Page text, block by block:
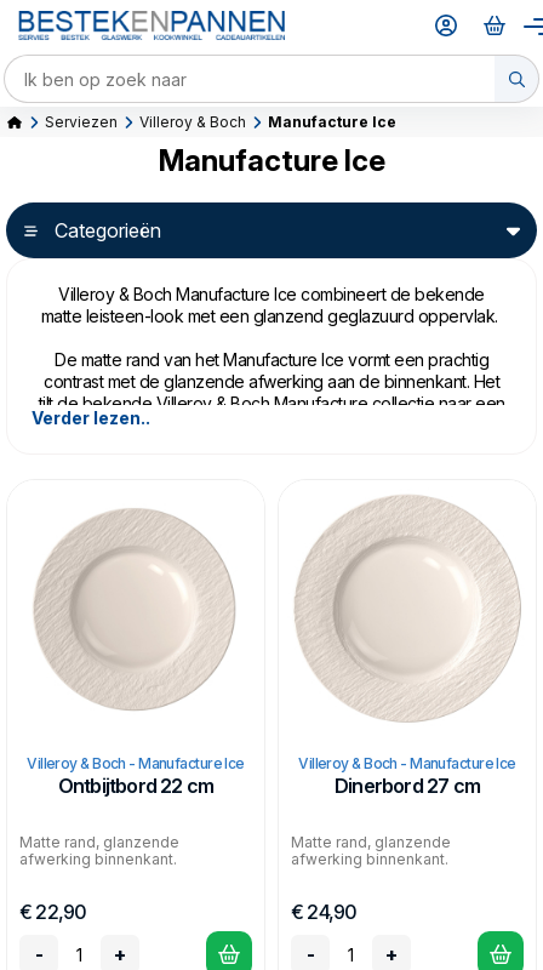
Serviezen Villeroy & Boch Manufacture Ice
Manufacture Ice
Categorieën
Villeroy & Boch Manufacture Ice combineert de bekende
matte leisteen-look met een glanzend geglazuurd oppervlak.
De matte rand van het Manufacture Ice vormt een prachtig
contrast met de glanzende afwerking aan de binnenkant. Het
tilt de bekende Villeroy & Boch Manufacture collectie naar een
Verder lezen..
Villeroy & Boch - Manufacture Ice
Ontbijtbord 22 cm
Matte rand, glanzende
afwerking binnenkant.
€ 22,90
-
+
Villeroy & Boch - Manufacture Ice
Dinerbord 27 cm
Matte rand, glanzende
afwerking binnenkant.
€ 24,90
-
+